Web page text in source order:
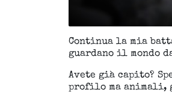
Continua la mia
guardano il mondo
Avete già capito?
profilo ma animali,